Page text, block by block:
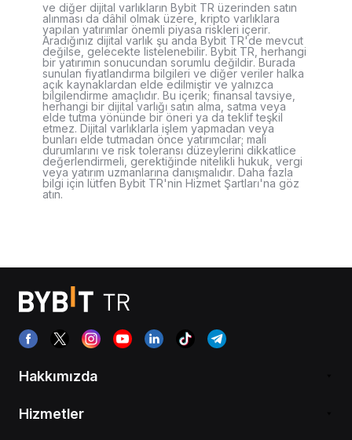
ve diğer dijital varlıkların Bybit TR üzerinden satın
alınması da dâhil olmak üzere, kripto varlıklara
yapılan yatırımlar önemli piyasa riskleri içerir.
Aradığınız dijital varlık şu anda Bybit TR'de mevcut
değilse, gelecekte listelenebilir. Bybit TR, herhangi
bir yatırımın sonucundan sorumlu değildir. Burada
sunulan fiyatlandırma bilgileri ve diğer veriler halka
açık kaynaklardan elde edilmiştir ve yalnızca
bilgilendirme amaçlıdır. Bu içerik; finansal tavsiye,
herhangi bir dijital varlığı satın alma, satma veya
elde tutma yönünde bir öneri ya da teklif teşkil
etmez. Dijital varlıklarla işlem yapmadan veya
bunları elde tutmadan önce yatırımcılar; mali
durumlarını ve risk toleransı düzeylerini dikkatlice
değerlendirmeli, gerektiğinde nitelikli hukuk, vergi
veya yatırım uzmanlarına danışmalıdır. Daha fazla
bilgi için lütfen Bybit TR'nin Hizmet Şartları'na göz
atın.
Hakkımızda
Hizmetler